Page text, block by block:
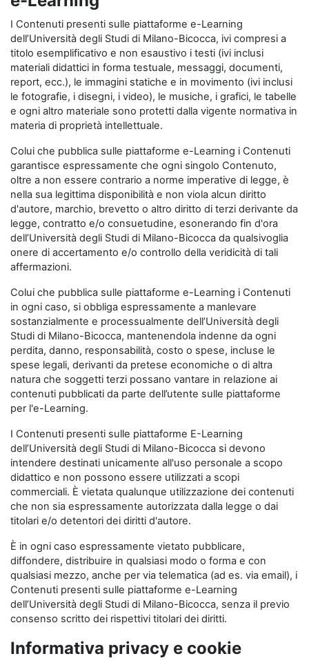
I Contenuti presenti sulle piattaforme e-Learning
dell’Università degli Studi di Milano-Bicocca, ivi compresi a
titolo esemplificativo e non esaustivo i testi (ivi inclusi
materiali didattici in forma testuale, messaggi, documenti,
report, ecc.), le immagini statiche e in movimento (ivi inclusi
le fotografie, i disegni, i video), le musiche, i grafici, le tabelle
e ogni altro materiale sono protetti dalla vigente normativa in
materia di proprietà intellettuale.
Colui che pubblica sulle piattaforme e-Learning i Contenuti
garantisce espressamente che ogni singolo Contenuto,
oltre a non essere contrario a norme imperative di legge, è
nella sua legittima disponibilità e non viola alcun diritto
d'autore, marchio, brevetto o altro diritto di terzi derivante da
legge, contratto e/o consuetudine, esonerando fin d'ora
dell’Università degli Studi di Milano-Bicocca da qualsivoglia
onere di accertamento e/o controllo della veridicità di tali
affermazioni.
Colui che pubblica sulle piattaforme e-Learning i Contenuti
in ogni caso, si obbliga espressamente a manlevare
sostanzialmente e processualmente dell’Università degli
Studi di Milano-Bicocca, mantenendola indenne da ogni
perdita, danno, responsabilità, costo o spese, incluse le
spese legali, derivanti da pretese economiche o di altra
natura che soggetti terzi possano vantare in relazione ai
contenuti pubblicati da parte dell’utente sulle piattaforme
per l'e-Learning.
I Contenuti presenti sulle piattaforme E-Learning
dell’Università degli Studi di Milano-Bicocca si devono
intendere destinati unicamente all'uso personale a scopo
didattico e non possono essere utilizzati a scopi
commerciali. È vietata qualunque utilizzazione dei contenuti
che non sia espressamente autorizzata dalla legge o dai
titolari e/o detentori dei diritti d'autore.
È in ogni caso espressamente vietato pubblicare,
diffondere, distribuire in qualsiasi modo o forma e con
qualsiasi mezzo, anche per via telematica (ad es. via email), i
Contenuti presenti sulle piattaforme e-Learning
dell’Università degli Studi di Milano-Bicocca, senza il previo
consenso scritto dei rispettivi titolari dei diritti.
Informativa privacy e cookie